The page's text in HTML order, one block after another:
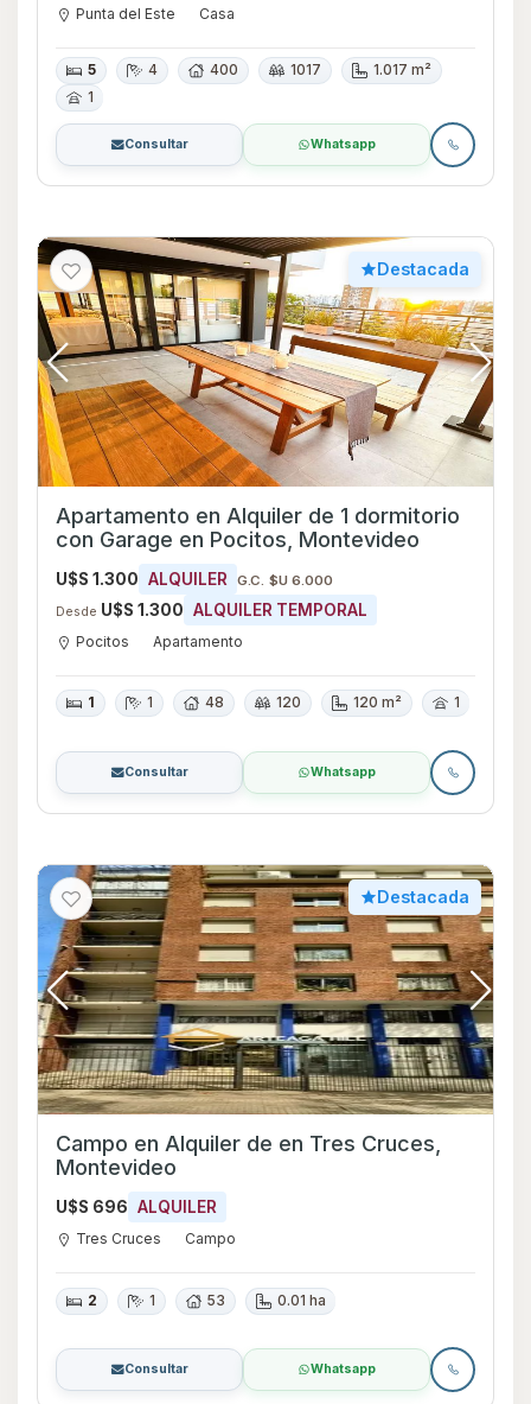
Punta del Este Casa
5 4 400 1017
1.017 m²
1
Consultar Whatsapp
Destacada
Apartamento en Alquiler de 1 dormitorio
con Garage en Pocitos, Montevideo
U$S 1.300 ALQUILER
G.C. $U 6.000
Desde U$S 1.300 ALQUILER TEMPORAL
Pocitos Apartamento
1 1 48 120 120 m² 1
Consultar Whatsapp
Destacada
Campo en Alquiler de en Tres Cruces,
Montevideo
U$S 696 ALQUILER
Tres Cruces Campo
2 1 53 0.01 ha
Consultar Whatsapp